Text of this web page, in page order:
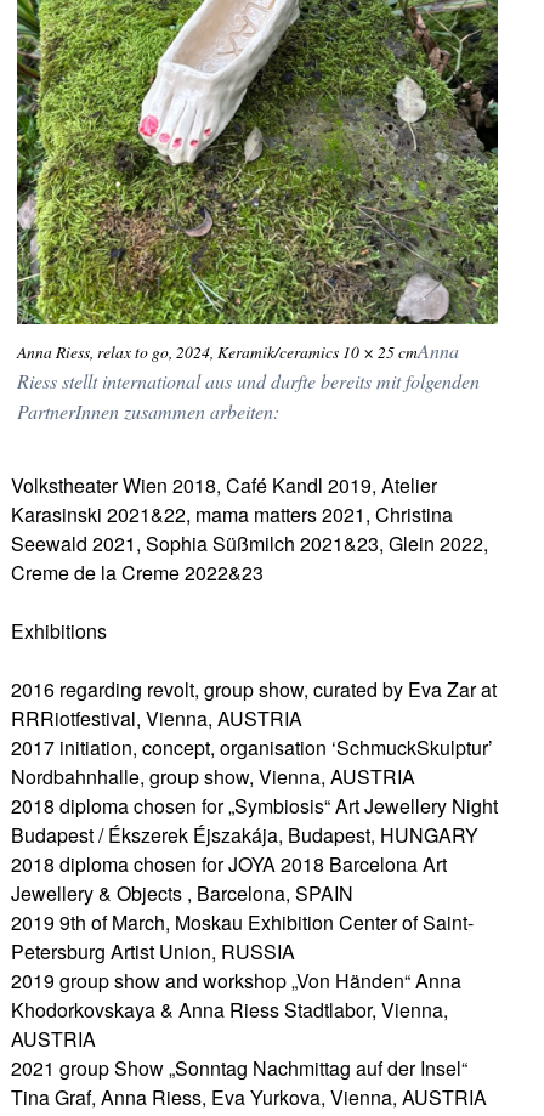
Anna Riess, relax to go, 2024, Keramik/ceramics 10 × 25 cmAnna
Riess stellt international aus und durfte bereits mit folgenden
PartnerInnen zusammen arbeiten:
Volkstheater Wien 2018, Café Kandl 2019, Atelier
Karasinski 2021&22, mama matters 2021, Christina
Seewald 2021, Sophia Süßmilch 2021&23, Glein 2022,
Creme de la Creme 2022&23
Exhibitions
2016 regarding revolt, group show, curated by Eva Zar at
RRRiotfestival, Vienna, AUSTRIA
2017 initiation, concept, organisation ‘SchmuckSkulptur’
Nordbahnhalle, group show, Vienna, AUSTRIA
2018 diploma chosen for „Symbiosis“ Art Jewellery Night
Budapest / Ékszerek Éjszakája, Budapest, HUNGARY
2018 diploma chosen for JOYA 2018 Barcelona Art
Jewellery & Objects , Barcelona, SPAIN
2019 9th of March, Moskau Exhibition Center of Saint-
Petersburg Artist Union, RUSSIA
2019 group show and workshop „Von Händen“ Anna
Khodorkovskaya & Anna Riess Stadtlabor, Vienna,
AUSTRIA
2021 group Show „Sonntag Nachmittag auf der Insel“
Tina Graf, Anna Riess, Eva Yurkova, Vienna, AUSTRIA